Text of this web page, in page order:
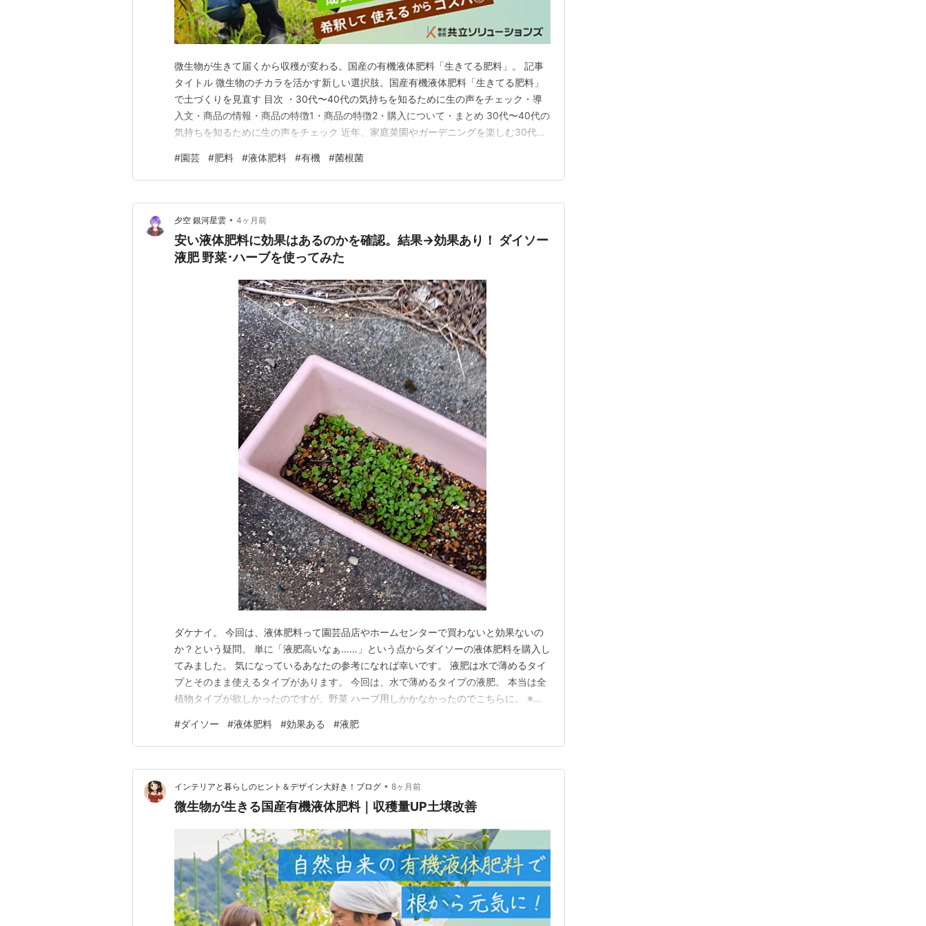
微生物が生きて届くから収穫が変わる。国産の有機液体肥料「生きてる肥料」。 記事
タイトル 微生物のチカラを活かす新しい選択肢。国産有機液体肥料「生きてる肥料」
で土づくりを見直す 目次 ・30代〜40代の気持ちを知るために生の声をチェック・導
入文・商品の情報・商品の特徴1・商品の特徴2・購入について・まとめ 30代〜40代の
気持ちを知るために生の声をチェック 近年、家庭菜園やガーデニングを楽しむ30代〜
選びにもこだわる人が多くなっています。 実際の声としては、・「できるだけ自然由
来のものを使いたい」・「野菜づくりの質を見…
#園芸 #肥料 #液体肥料 #有機 #菌根菌
夕空 銀河星雲 • 4ヶ月前
安い液体肥料に効果はあるのかを確認。結果→効果あり！ ダイソー
液肥 野菜･ハーブを使ってみた
ダケナイ。 今回は、液体肥料って園芸品店やホームセンターで買わないと効果ないの
か？という疑問。 単に「液肥高いなぁ……」という点からダイソーの液体肥料を購入し
てみました。 気になっているあなたの参考になれば幸いです。 液肥は水で薄めるタイ
プとそのまま使えるタイプがあります。 今回は、水で薄めるタイプの液肥。 本当は全
植物タイプが欲しかったのですが、野菜 ハーブ用しかかなかったのでこちらに。 ※こ
110円 容量 270ml なんとも微妙な量…… 使用方法 水で薄める原液タイプになります。
扱うものによっ…
#ダイソー #液体肥料 #効果ある #液肥
インテリアと暮らしのヒント＆デザイン大好き！ブログ • 8ヶ月前
微生物が生きる国産有機液体肥料｜収穫量UP土壌改善